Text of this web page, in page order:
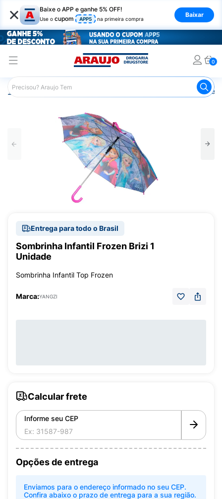
× Baixe o APP e ganhe 5% OFF!
Use o cupom APP5 na primeira compra
Baixar
0
Araujo Mercado Guarda Chuva e
Entrega para todo o Brasil
Sombrinha Infantil Frozen Brizi 1
Unidade
Sombrinha Infantil Top Frozen
Marca:YANGZI
Calcular frete
Informe seu CEP
Opções de entrega
Enviamos para o endereço informado no seu CEP.
Confira abaixo o prazo de entrega para a sua região.